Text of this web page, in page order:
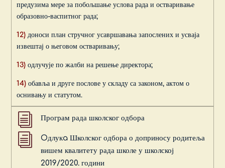
предузима мере за побољшање услова рада и остваривање
образовно-васпитног рада;
12) доноси план стручног усавршавања запослених и усваја
извештај о његовом остваривању;
13) одлучује по жалби на решење директора;
14) обавља и друге послове у складу са законом, актом о
оснивању и статутом.
i Програм рада школског одбора
i
Oдлукa Школског одбора о доприносу родитеља
вишем квалитету рада школе у школској
2019/2020. години